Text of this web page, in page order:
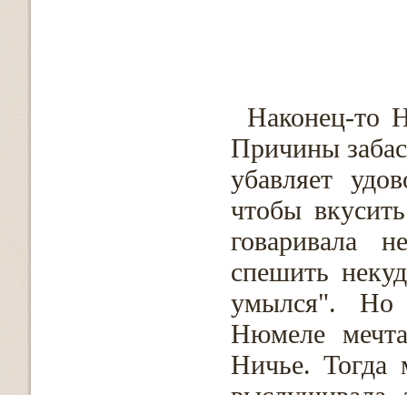
Наконец-то
Причины
убавляет
чтобы
говаривала
спешить
умылся". Но
Нюмеле
Ничье. Тогда